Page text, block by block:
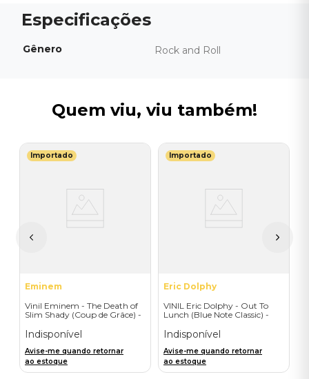
Gênero Rock and Roll
Quem viu, viu também!
Importado
Eminem
Vinil Eminem - The Death of
Slim Shady (Coup de Grâce) -
Indisponível
Avise-me quando retornar
ao estoque
Importado
Eric Dolphy
VINIL Eric Dolphy - Out To
Lunch (Blue Note Classic) -
Indisponível
Avise-me quando retornar
ao estoque